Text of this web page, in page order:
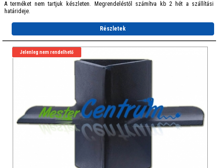
A terméket nem tartjuk készleten. Megrendeléstől számítva kb 2 hét a szállítási
határideje.
Részletek
Jelenleg nem rendelhető